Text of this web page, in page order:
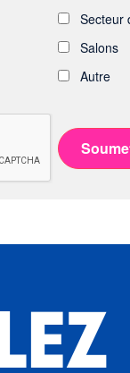
Secteur
Salons
Autre